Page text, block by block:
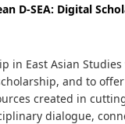
D-SEA: Digital
in East Asian
and to
created in
dialogue,